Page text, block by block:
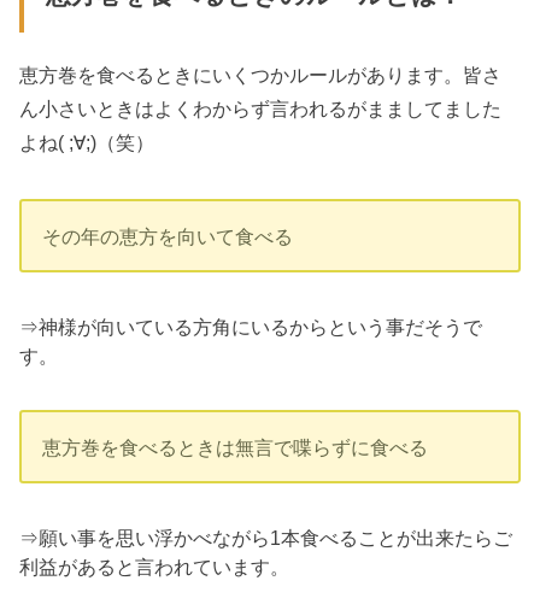
恵方巻を食べるときにいくつかルールがあります。皆さ
ん小さいときはよくわからず言われるがまましてました
よね( ;∀;)（笑）
その年の恵方を向いて食べる
⇒神様が向いている方角にいるからという事だそうで
す。
恵方巻を食べるときは無言で喋らずに食べる
⇒願い事を思い浮かべながら1本食べることが出来たらご
利益があると言われています。